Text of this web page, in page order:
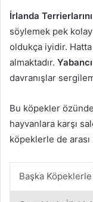
İrlanda
söylemek pek
oldukça iyidir.
almaktadır.
davranışlar
Bu köpekler
hayvanlara karşı
köpeklerle de
Başka